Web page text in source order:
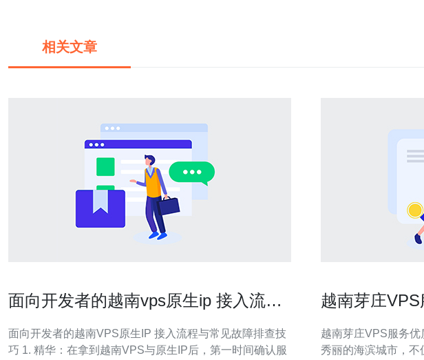
相关文章
面向开发者的越南vps原生ip 接入流程
面向开发者的越南VPS原生IP 接入流程与常见故障排查技
巧 1. 精华：在拿到越南VPS与原生IP后，第一时间确认服
越南芽庄
越南芽庄VPS服务优质，性价比高
秀丽的海滨城市，不